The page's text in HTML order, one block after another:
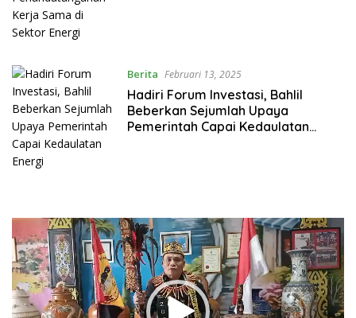
Berita Februari 13, 2025
Hadiri Forum Investasi, Bahlil
Beberkan Sejumlah Upaya
Pemerintah Capai Kedaulatan
Pemutar
Video